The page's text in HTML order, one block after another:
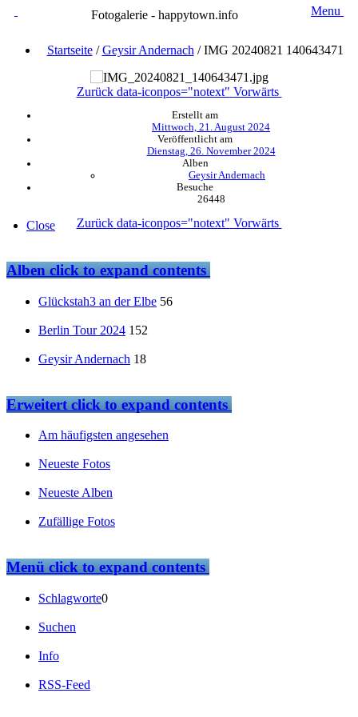
Fotogalerie - happytown.info Menu
Startseite/Geysir Andernach /IMG 20240821 140643471
Zurück data-iconpos="notext" Vorwärts
Erstellt am
Mittwoch, 21. August 2024
Veröffentlicht am
Dienstag, 26. November 2024
Alben
Geysir Andernach
Besuche
26448
Zurück data-iconpos="notext" Vorwärts
Close
Albenclick to expand contents
Glückstah3 an der Elbe 56
Berlin Tour 2024 152
Geysir Andernach 18
Erweitertclick to expand contents
Am häufigsten angesehen
Neueste Fotos
Neueste Alben
Zufällige Fotos
Menüclick to expand contents
Schlagworte0
Suchen
Info
RSS-Feed